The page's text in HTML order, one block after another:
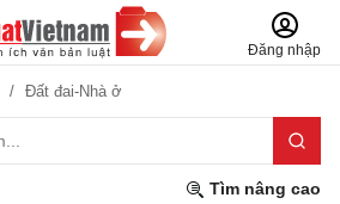
Đăng nhập
Đất đai-Nhà ở
Tìm nâng cao